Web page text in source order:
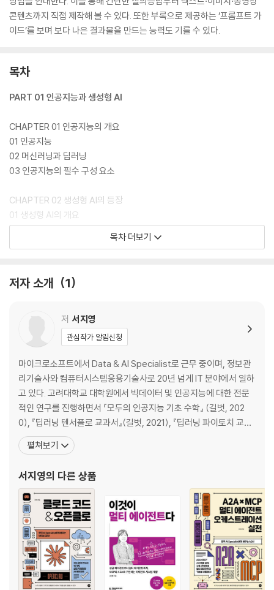
콘텐츠까지 직접 제작해 볼 수 있다. 또한 부록으로 제공하는 ‘프롬프트 가
이드’를 보며 보다 나은 결과물을 만드는 능력도 기를 수 있다.
목차
PART 01 인공지능과 생성형 AI
CHAPTER 01 인공지능의 개요
01 인공지능
02 머신러닝과 딥러닝
03 인공지능의 필수 구성 요소
CHAPTER 02 생성형 AI의 등장
01 생성형 AI의 개요
02 생성형 AI 관련 개념
CHAPTER 03 생성형 AI의 산업 활용
02 고객 서비스 및 챗봇 분야
03 자기개발 및 교육 분야
04 의료 및 헬스케어 분야
05 광고 및 마케팅 분야
PART 02 생성형 AI 기초 실습
CHAPTER 04 텍스트 생성 AI
01 텍스트 생성 AI의 개요
02 텍스트 생성 AI의 유형
04 텍스트 생성 AI의 한계
CHAPTER 05 이미지 생성 AI
01 이미지 생성 AI의 개요
02 이미지 생성 AI의 유형
03 [실습] 코파일럿에서 달리 3로 이미지 생성하기
04 이미지 생성 AI의 한계
목차 더보기
저자 소개 1
저 서지영
관심작가 알림신청
마이크로소프트에서 Data & AI Specialist로 근무 중이며, 정보관
리기술사와 컴퓨터시스템응용기술사로 20년 넘게 IT 분야에서 일하
고 있다. 고려대학교 대학원에서 빅데이터 및 인공지능에 대한 전문
적인 연구를 진행하면서 『모두의 인공지능 기초 수학』 (길벗, 202
0), 『딥러닝 텐서플로 교과서』(길벗, 2021), 『딥러닝 파이토치 교과
서』 (길벗, 2022), 『챗GPT, 거부할 수 없는 미래』 (길벗, 2023) 『랭
체인으로 LLM 기반의 AI 서비스 개발하기』 (길벗, 2024), 『랭체인
펼쳐보기
서지영의 다른 상품